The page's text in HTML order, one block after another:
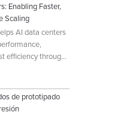
Enabling Faster,
Scaling
AI data centers
efficiency through
Dynacast.
de prototipado